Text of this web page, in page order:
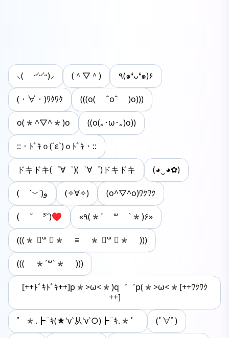
⸜( ˶’ᵕ’˶)⸝ (＾▽＾) ٩(๑❛ᴗ❛๑)۶
(・∀・)ﾜｸﾜｸ (((o( ˆoˆ )o)))
o(*^▽^*)o ((o(｡･ω･｡)o))
::・ﾄﾞｷｏ(´ε`)ｏﾄﾞｷ・::
ドキドキ(゜∀゜)(゜∀゜)ドキドキ (◕‿◕✿)
( ˙︶˙)و (✧∀✧) (o^▽^o)ﾜｸﾜｸ
( ˘ ³˘)♥ «٩(*´ ꒳ `*)۶»
(((* ॑꒳ ॑* ≡ * ॑꒳ ॑* )))
((( *´꒳`* )))
[++ﾄﾞｷﾄﾞｷ++]p*>ω<*)q゛゛p(*>ω<*[++ﾜｸﾜｸ
++]
゜*.┣¨ｷ(★'v`从'v`○)┣¨ｷ.*゜ (ﾟ∀ﾟ)